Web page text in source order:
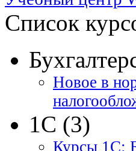
Список
Новое в
1С (3)
Курсы 1С: